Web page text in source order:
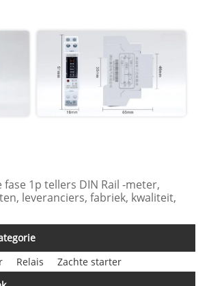
fase 1p tellers DIN Rail -meter,
leveranciers, fabriek, kwaliteit,
Relais
Zachte starter